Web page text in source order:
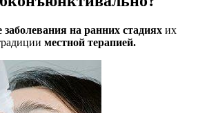
на ранних стадиях их
местной терапией.